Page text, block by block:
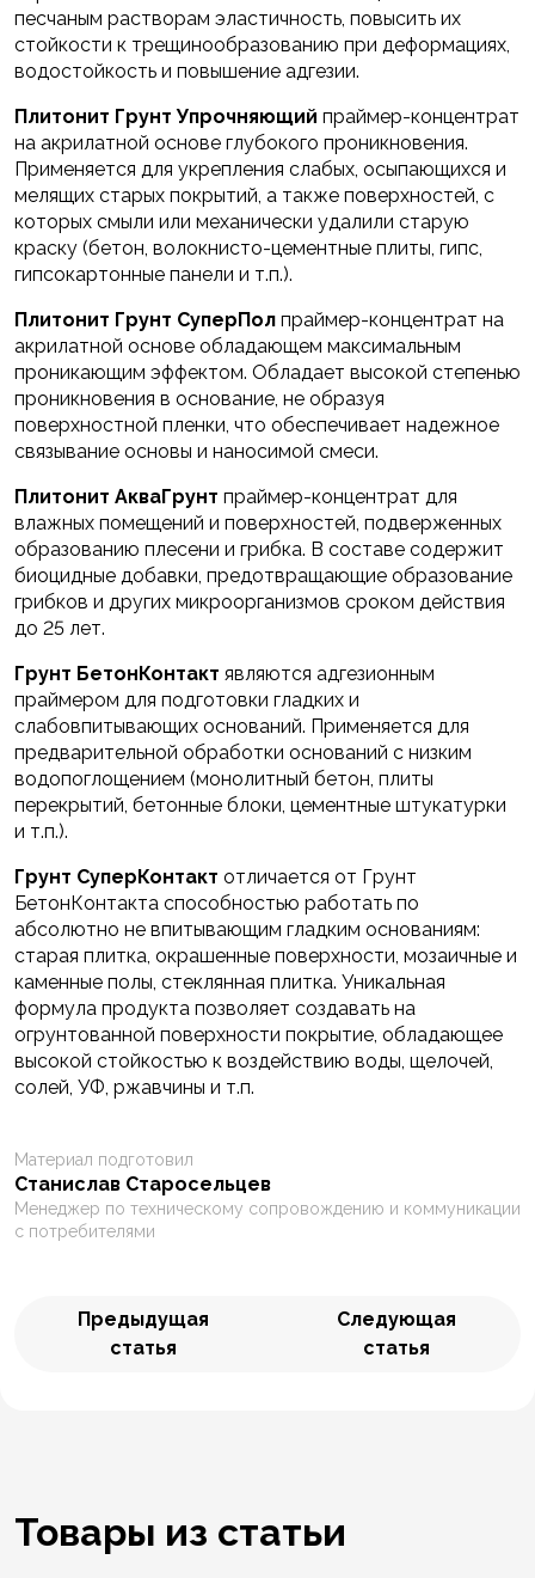
песчаным растворам эластичность, повысить их
стойкости к трещинообразованию при деформациях,
водостойкость и повышение адгезии.
Плитонит Грунт Упрочняющий праймер-концентрат
на акрилатной основе глубокого проникновения.
Применяется для укрепления слабых, осыпающихся и
мелящих старых покрытий, а также поверхностей, с
которых смыли или механически удалили старую
краску (бетон, волокнисто-цементные плиты, гипс,
гипсокартонные панели и т.п.).
Плитонит Грунт СуперПол праймер-концентрат на
акрилатной основе обладающем максимальным
проникающим эффектом. Обладает высокой степенью
проникновения в основание, не образуя
поверхностной пленки, что обеспечивает надежное
связывание основы и наносимой смеси.
Плитонит АкваГрунт праймер-концентрат для
влажных помещений и поверхностей, подверженных
образованию плесени и грибка. В составе содержит
биоцидные добавки, предотвращающие образование
грибков и других микроорганизмов сроком действия
до 25 лет.
Грунт БетонКонтакт являются адгезионным
праймером для подготовки гладких и
слабовпитывающих оснований. Применяется для
предварительной обработки оснований с низким
водопоглощением (монолитный бетон, плиты
перекрытий, бетонные блоки, цементные штукатурки
и т.п.).
Грунт СуперКонтакт отличается от Грунт
БетонКонтакта способностью работать по
абсолютно не впитывающим гладким основаниям:
старая плитка, окрашенные поверхности, мозаичные и
каменные полы, стеклянная плитка. Уникальная
формула продукта позволяет создавать на
огрунтованной поверхности покрытие, обладающее
высокой стойкостью к воздействию воды, щелочей,
солей, УФ, ржавчины и т.п.
Материал подготовил
Станислав Старосельцев
Менеджер по техническому сопровождению и коммуникации
с потребителями
Предыдущая
статья
Следующая
статья
Товары из статьи